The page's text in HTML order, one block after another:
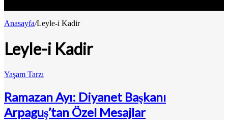
Anasayfa/Leyle-i Kadir
Leyle-i Kadir
Yaşam Tarzı
Ramazan Ayı: Diyanet Başkanı
Arpaguş’tan Özel Mesajlar